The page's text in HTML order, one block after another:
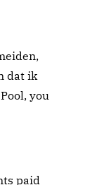
dat ik
you
paid